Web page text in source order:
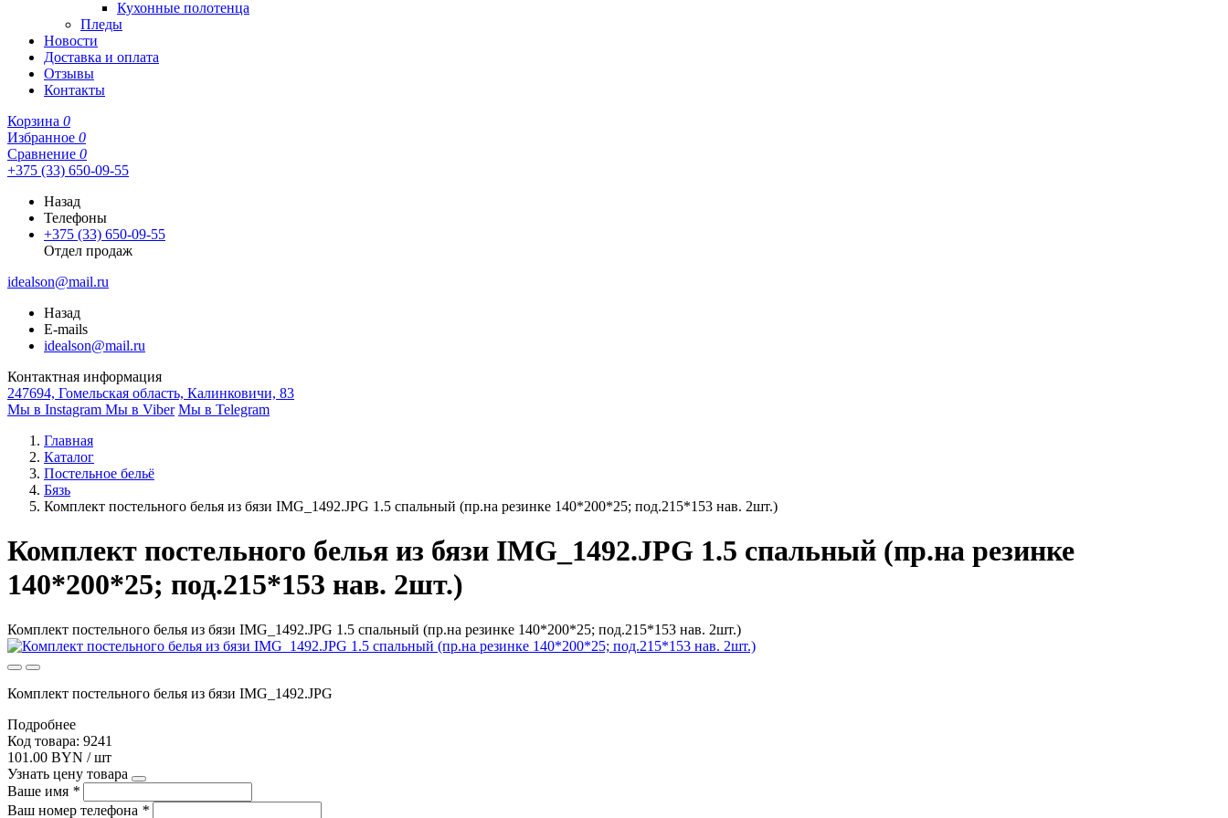
Кухонные полотенца
Пледы
Новости
Доставка и оплата
Отзывы
Контакты
Корзина 0
Избранное 0
Сравнение 0
+375 (33) 650-09-55
Назад
Телефоны
+375 (33) 650-09-55
Отдел продаж
idealson@mail.ru
Назад
E-mails
idealson@mail.ru
Контактная информация
247694, Гомельская область, Калинковичи, 83
Мы в Instagram Мы в Viber Мы в Telegram
Главная
Каталог
Постельное бельё
Бязь
Комплект постельного белья из бязи IMG_1492.JPG 1.5 спальный (пр.на резинке 140*200*25; под.215*153 нав. 2шт.)
Комплект постельного белья из бязи IMG_1492.JPG 1.5 спальный (пр.на резинке
140*200*25; под.215*153 нав. 2шт.)
Комплект постельного белья из бязи IMG_1492.JPG 1.5 спальный (пр.на резинке 140*200*25; под.215*153 нав. 2шт.)
Комплект постельного белья из бязи IMG_1492.JPG
Подробнее
Код товара: 9241
101.00 BYN / шт
Узнать цену товара
Ваше имя *
Ваш номер телефона *